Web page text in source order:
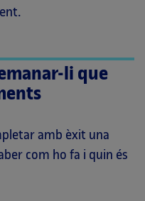
li que
amb èxit una
com ho fa i quin és